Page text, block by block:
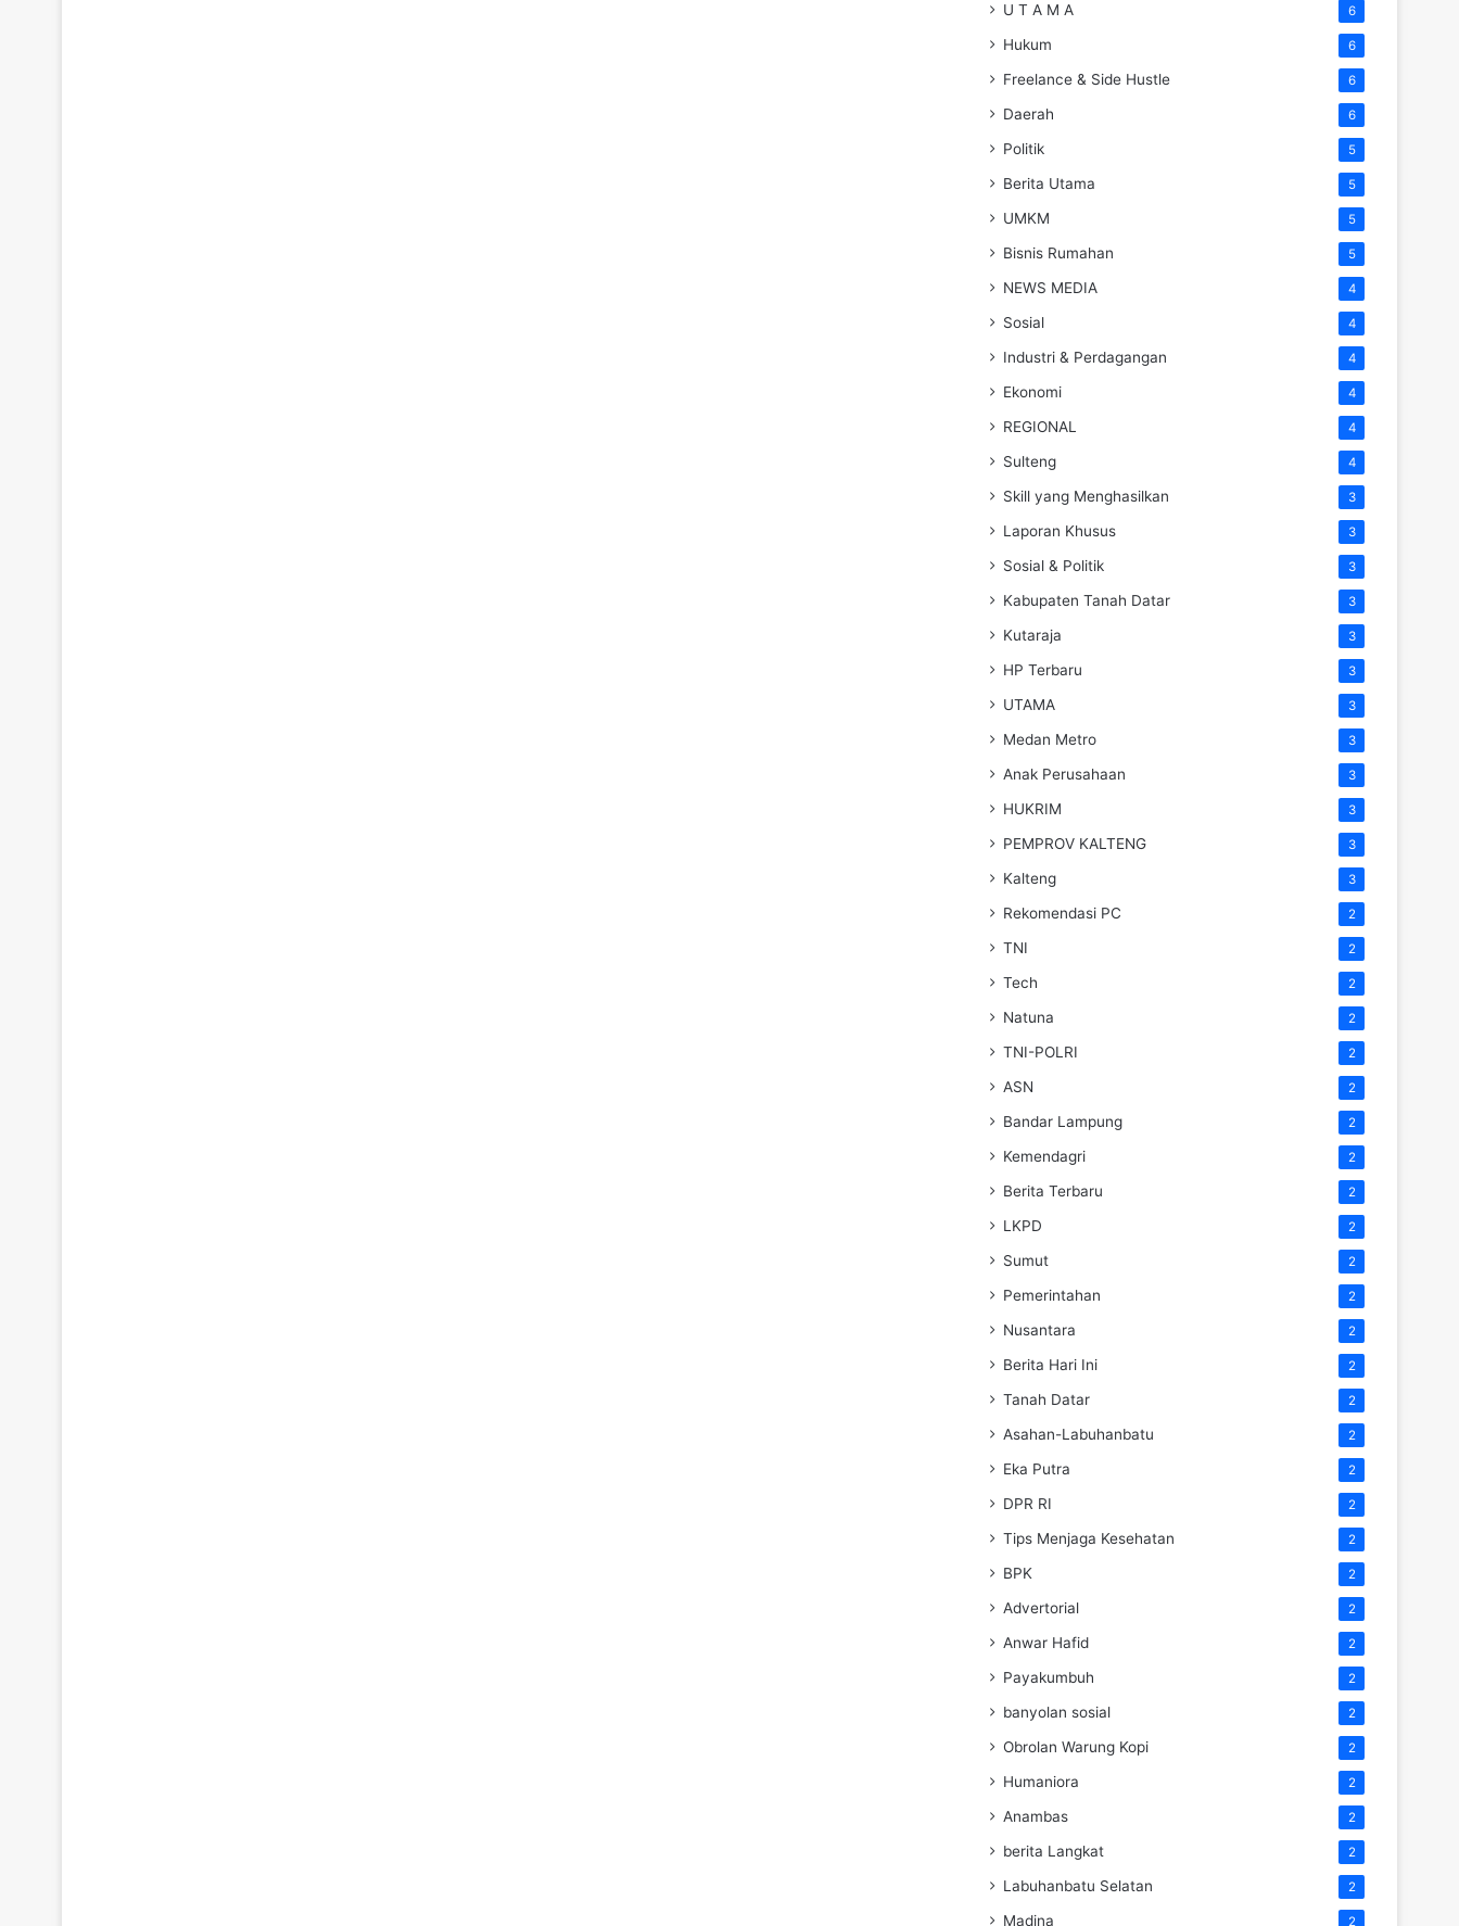
U T A M A 6
Hukum 6
Freelance & Side Hustle 6
Daerah 6
Politik 5
Berita Utama 5
UMKM 5
Bisnis Rumahan 5
NEWS MEDIA 4
Sosial 4
Industri & Perdagangan 4
Ekonomi 4
REGIONAL 4
Sulteng 4
Skill yang Menghasilkan 3
Laporan Khusus 3
Sosial & Politik 3
Kabupaten Tanah Datar 3
Kutaraja 3
HP Terbaru 3
UTAMA 3
Medan Metro 3
Anak Perusahaan 3
HUKRIM 3
PEMPROV KALTENG 3
Kalteng 3
Rekomendasi PC 2
TNI 2
Tech 2
Natuna 2
TNI-POLRI 2
ASN 2
Bandar Lampung 2
Kemendagri 2
Berita Terbaru 2
LKPD 2
Sumut 2
Pemerintahan 2
Nusantara 2
Berita Hari Ini 2
Tanah Datar 2
Asahan-Labuhanbatu 2
Eka Putra 2
DPR RI 2
Tips Menjaga Kesehatan 2
BPK 2
Advertorial 2
Anwar Hafid 2
Payakumbuh 2
banyolan sosial 2
Obrolan Warung Kopi 2
Humaniora 2
Anambas 2
berita Langkat 2
Labuhanbatu Selatan 2
Madina 2